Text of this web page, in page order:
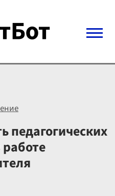
педагогических